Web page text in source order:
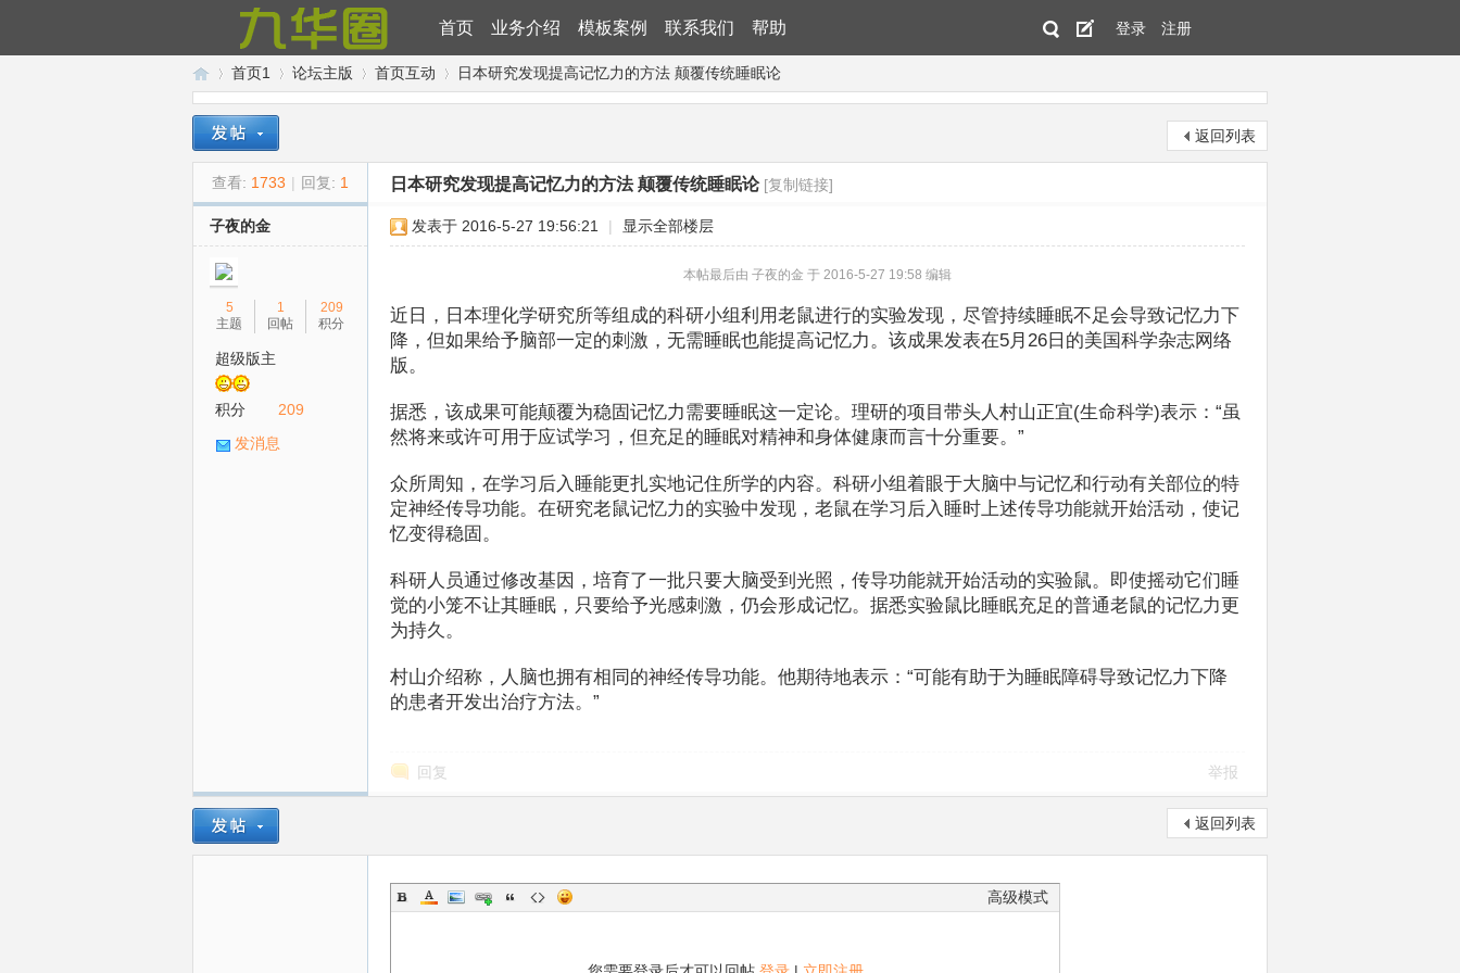
首页 业务介绍 模板案例 联系我们 帮助 登录 注册
九»
首页1
›
论坛主版
›
首页互动
›
日本研究发现提高记忆力的方法 颠覆传统睡眠论
返回列表
查看: 1733 | 回复: 1 日本研究发现提高记忆力的方法 颠覆传统睡眠论 [复制链接]
子夜的金
5
主题
1
回帖
209
积分
超级版主
积分
209
发消息
发表于 2016-5-27 19:56:21 | 显示全部楼层
本帖最后由 子夜的金 于 2016-5-27 19:58 编辑
近日，日本理化学研究所等组成的科研小组利用老鼠进行的实验发现，尽管持续睡眠不足会导致记忆力下
降，但如果给予脑部一定的刺激，无需睡眠也能提高记忆力。该成果发表在5月26日的美国科学杂志网络
版。
据悉，该成果可能颠覆为稳固记忆力需要睡眠这一定论。理研的项目带头人村山正宜(生命科学)表示：“虽
然将来或许可用于应试学习，但充足的睡眠对精神和身体健康而言十分重要。”
众所周知，在学习后入睡能更扎实地记住所学的内容。科研小组着眼于大脑中与记忆和行动有关部位的特
定神经传导功能。在研究老鼠记忆力的实验中发现，老鼠在学习后入睡时上述传导功能就开始活动，使记
忆变得稳固。
科研人员通过修改基因，培育了一批只要大脑受到光照，传导功能就开始活动的实验鼠。即使摇动它们睡
觉的小笼不让其睡眠，只要给予光感刺激，仍会形成记忆。据悉实验鼠比睡眠充足的普通老鼠的记忆力更
为持久。
村山介绍称，人脑也拥有相同的神经传导功能。他期待地表示：“可能有助于为睡眠障碍导致记忆力下降
的患者开发出治疗方法。”
回复 举报
返回列表
高级模式